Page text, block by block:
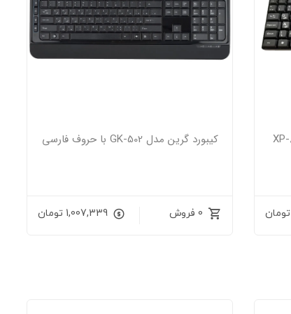
تومان
کیبورد گرین مدل GK-502 با حروف فارسی
0 فروش 1,007,339 تومان